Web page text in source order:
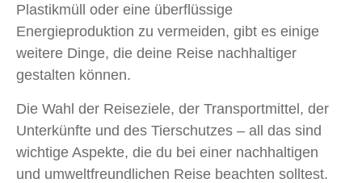
Plastikmüll oder eine überflüssige
Energieproduktion zu vermeiden, gibt es einige
weitere Dinge, die deine Reise nachhaltiger
gestalten können.
Die Wahl der Reiseziele, der Transportmittel, der
Unterkünfte und des Tierschutzes – all das sind
wichtige Aspekte, die du bei einer nachhaltigen
und umweltfreundlichen Reise beachten solltest.